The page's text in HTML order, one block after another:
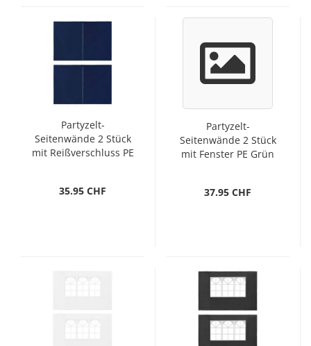
Partyzelt-
Seitenwände 2 Stück
mit Reißverschluss PE
35.95 CHF
Partyzelt-
Seitenwände 2 Stück
mit Fenster PE Grün
37.95 CHF